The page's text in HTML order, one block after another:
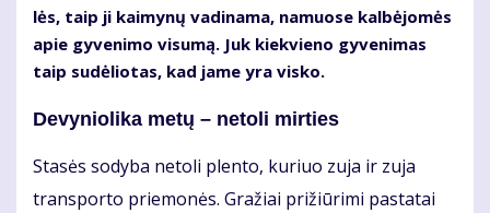
lės, taip ji kai­my­nų va­di­na­ma, na­muo­se kal­bė­jo­mės
apie gy­ve­ni­mo vi­su­mą. Juk kiek­vie­no gy­ve­ni­mas
taip su­dė­lio­tas, kad ja­me yra vis­ko.
De­vy­nio­li­ka me­tų – ne­to­li mir­ties
Sta­sės so­dy­ba ne­to­li plen­to, ku­riuo zu­ja ir zu­ja
trans­por­to prie­mo­nės. Gra­žiai pri­žiū­ri­mi pa­sta­tai